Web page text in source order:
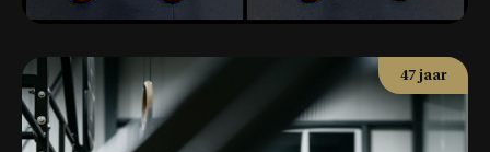
47 jaar